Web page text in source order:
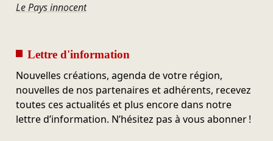
Le Pays innocent
Lettre d'information
Nouvelles créations, agenda de votre région,
nouvelles de nos partenaires et adhérents, recevez
toutes ces actualités et plus encore dans notre
lettre d’information. N’hésitez pas à vous abonner !